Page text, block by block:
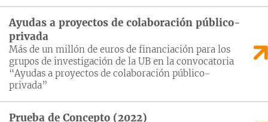
Ayudas a proyectos de colaboración público-
privada
Más de un millón de euros de financiación para los
grupos de investigación de la UB en la convocatoria
“Ayudas a proyectos de colaboración público-
privada”
Prueba de Concepto (2022)